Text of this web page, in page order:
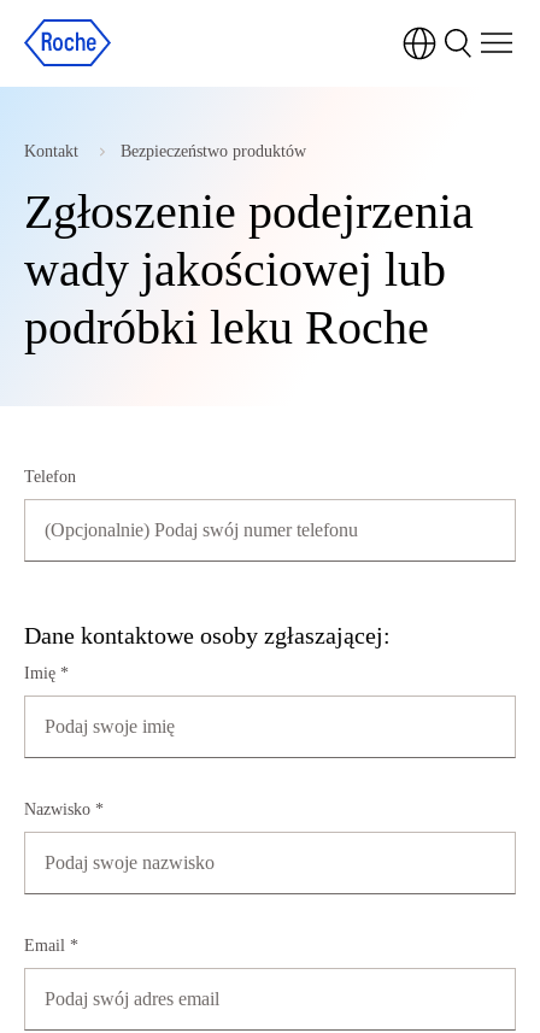
Kontakt Bezpieczeństwo produktów
Zgłoszenie podejrzenia
wady jakościowej lub
podróbki leku Roche
Telefon
Dane kontaktowe osoby zgłaszającej:
Imię *
Nazwisko *
Email *